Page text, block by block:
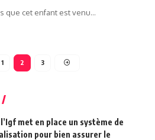
que cet enfant est venu…
1 2 3
met en place un système de
pour bien assurer le